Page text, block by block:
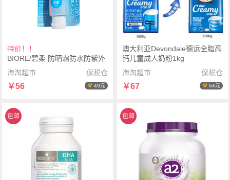
特价！！
BIORE/碧柔 防晒霜防水防紫外
线70g软管
海淘超市 保税仓
￥56 49元
澳大利亚Devondale德运全脂高
钙儿童成人奶粉1kg
海淘超市
保税仓
￥67 64元
包邮 包邮